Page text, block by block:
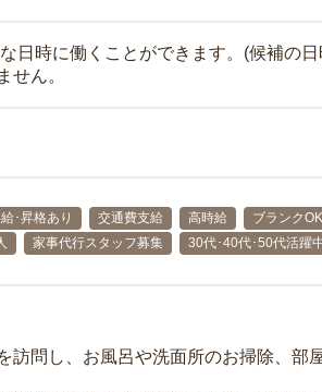
日時に働くことができます。(候補の
せん。
･昇格あり 交通費支給 高時給 ブランクOK
家事代行スタッフ募集 30代･40代･50代活躍
訪問し、お風呂や洗面所のお掃除、部